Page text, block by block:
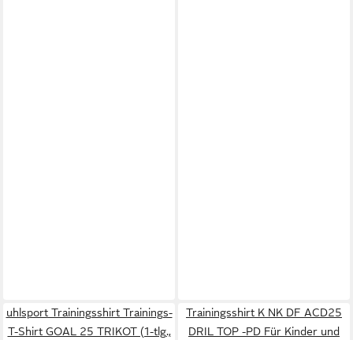
uhlsport Trainingsshirt Trainings-
T-Shirt GOAL 25 TRIKOT (1-tlg.,
Trainingsshirt K NK DF ACD25
DRIL TOP -PD Für Kinder und